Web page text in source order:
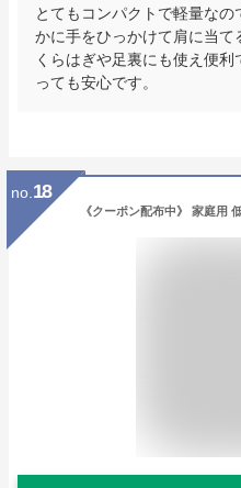
とてもコンパクトで軽量な
かに手をひっかけて肩に当
くらはぎや足裏にも使え便
っても安心です。
no. 18